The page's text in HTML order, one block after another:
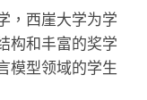
，西崖大学为学
构和丰富的奖学
模型领域的学生